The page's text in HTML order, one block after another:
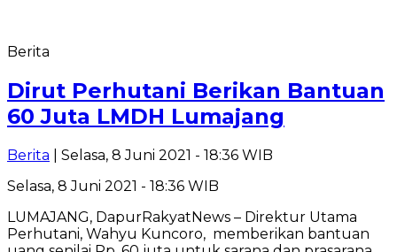
Berita
Dirut Perhutani Berikan Bantuan
60 Juta LMDH Lumajang
Berita | Selasa, 8 Juni 2021 - 18:36 WIB
Selasa, 8 Juni 2021 - 18:36 WIB
LUMAJANG, DapurRakyatNews – Direktur Utama
Perhutani, Wahyu Kuncoro, memberikan bantuan